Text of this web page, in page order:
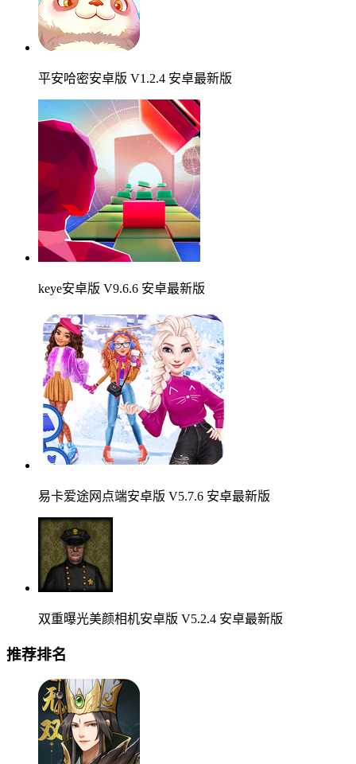
平安哈密安卓版 V1.2.4 安卓最新版
keye安卓版 V9.6.6 安卓最新版
易卡爱途网点端安卓版 V5.7.6 安卓最新版
双重曝光美颜相机安卓版 V5.2.4 安卓最新版
推荐排名